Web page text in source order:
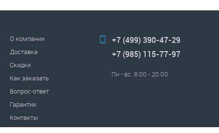
О компании
Доставка
Скидки
Как заказать
Вопрос-ответ
Гарантии
Контакты
+7 (499) 390-47-29
+7 (985) 115-77-97
Пн - вс: 8:00 - 20:00